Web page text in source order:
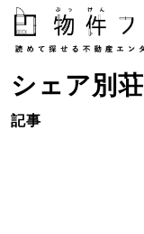
シェア別荘
記事